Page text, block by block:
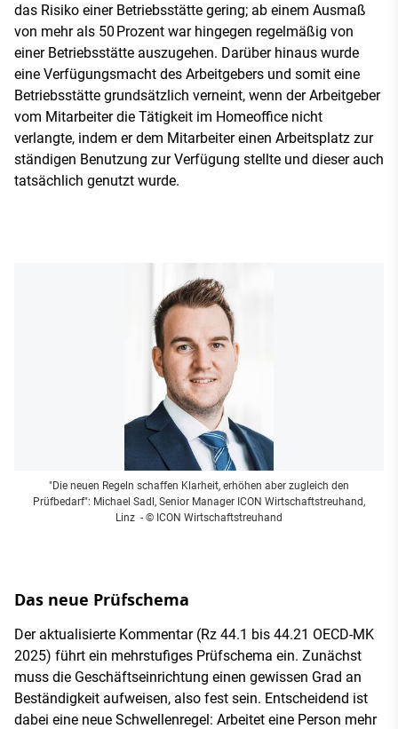
das Risiko einer Betriebsstätte gering; ab einem Ausmaß
von mehr als 50 Prozent war hingegen regelmäßig von
einer Betriebsstätte auszugehen. Darüber hinaus wurde
eine Verfügungsmacht des Arbeitgebers und somit eine
Betriebsstätte grundsätzlich verneint, wenn der Arbeitgeber
vom Mitarbeiter die Tätigkeit im Homeoffice nicht
verlangte, indem er dem Mitarbeiter einen Arbeitsplatz zur
ständigen Benutzung zur Verfügung stellte und dieser auch
tatsächlich genutzt wurde.
"Die neuen Regeln schaffen Klarheit, erhöhen aber zugleich den
Prüfbedarf": Michael Sadl, Senior Manager ICON Wirtschaftstreuhand,
Linz - © ICON Wirtschaftstreuhand
Das neue Prüfschema
Der aktualisierte Kommentar (Rz 44.1 bis 44.21 OECD-MK
2025) führt ein mehrstufiges Prüfschema ein. Zunächst
muss die Geschäftseinrichtung einen gewissen Grad an
Beständigkeit aufweisen, also fest sein. Entscheidend ist
dabei eine neue Schwellenregel: Arbeitet eine Person mehr